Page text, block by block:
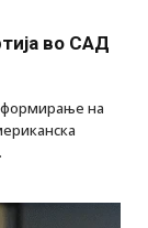
во САД
формирање на